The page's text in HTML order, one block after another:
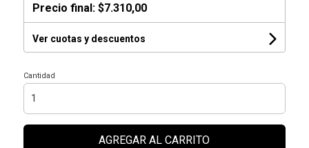
Precio final: $7.310,00
Ver cuotas y descuentos
Cantidad
AGREGAR AL CARRITO